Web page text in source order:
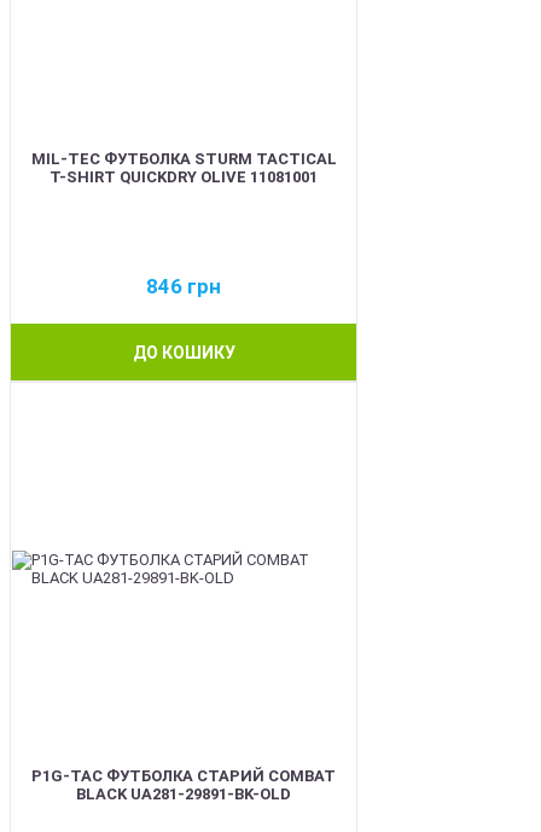
MIL-TEC ФУТБОЛКА STURM TACTICAL
T-SHIRT QUICKDRY OLIVE 11081001
846 грн
ДО КОШИКУ
P1G-TAC ФУТБОЛКА СТАРИЙ COMBAT
BLACK UA281-29891-BK-OLD